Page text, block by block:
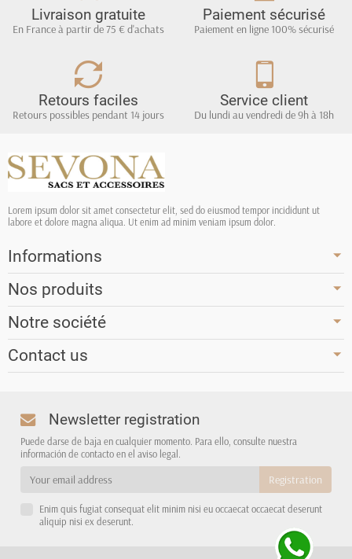
Livraison gratuite
En France à partir de 75 € d'achats
Paiement sécurisé
Paiement en ligne 100% sécurisé
Retours faciles
Retours possibles pendant 14 jours
Service client
Du lundi au vendredi de 9h à 18h
Lorem ipsum dolor sit amet consectetur elit, sed do eiusmod tempor incididunt ut
labore et dolore magna aliqua. Ut enim ad minim veniam ipsum dolor.
Informations
Nos produits
Notre société
Contact us
Newsletter registration
Puede darse de baja en cualquier momento. Para ello, consulte nuestra
información de contacto en el aviso legal.
Enim quis fugiat consequat elit minim nisi eu occaecat occaecat deserunt
aliquip nisi ex deserunt.